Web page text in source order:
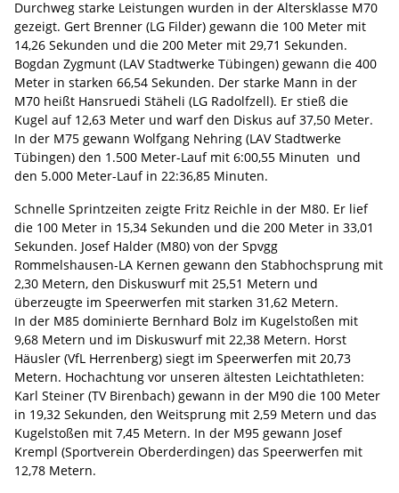
Durchweg starke Leistungen wurden in der Altersklasse M70
gezeigt. Gert Brenner (LG Filder) gewann die 100 Meter mit
14,26 Sekunden und die 200 Meter mit 29,71 Sekunden.
Bogdan Zygmunt (LAV Stadtwerke Tübingen) gewann die 400
Meter in starken 66,54 Sekunden. Der starke Mann in der
M70 heißt Hansruedi Stäheli (LG Radolfzell). Er stieß die
Kugel auf 12,63 Meter und warf den Diskus auf 37,50 Meter.
In der M75 gewann Wolfgang Nehring (LAV Stadtwerke
Tübingen) den 1.500 Meter-Lauf mit 6:00,55 Minuten und
den 5.000 Meter-Lauf in 22:36,85 Minuten.
Schnelle Sprintzeiten zeigte Fritz Reichle in der M80. Er lief
die 100 Meter in 15,34 Sekunden und die 200 Meter in 33,01
Sekunden. Josef Halder (M80) von der Spvgg
Rommelshausen-LA Kernen gewann den Stabhochsprung mit
2,30 Metern, den Diskuswurf mit 25,51 Metern und
überzeugte im Speerwerfen mit starken 31,62 Metern.
In der M85 dominierte Bernhard Bolz im Kugelstoßen mit
9,68 Metern und im Diskuswurf mit 22,38 Metern. Horst
Häusler (VfL Herrenberg) siegt im Speerwerfen mit 20,73
Metern. Hochachtung vor unseren ältesten Leichtathleten:
Karl Steiner (TV Birenbach) gewann in der M90 die 100 Meter
in 19,32 Sekunden, den Weitsprung mit 2,59 Metern und das
Kugelstoßen mit 7,45 Metern. In der M95 gewann Josef
Krempl (Sportverein Oberderdingen) das Speerwerfen mit
12,78 Metern.